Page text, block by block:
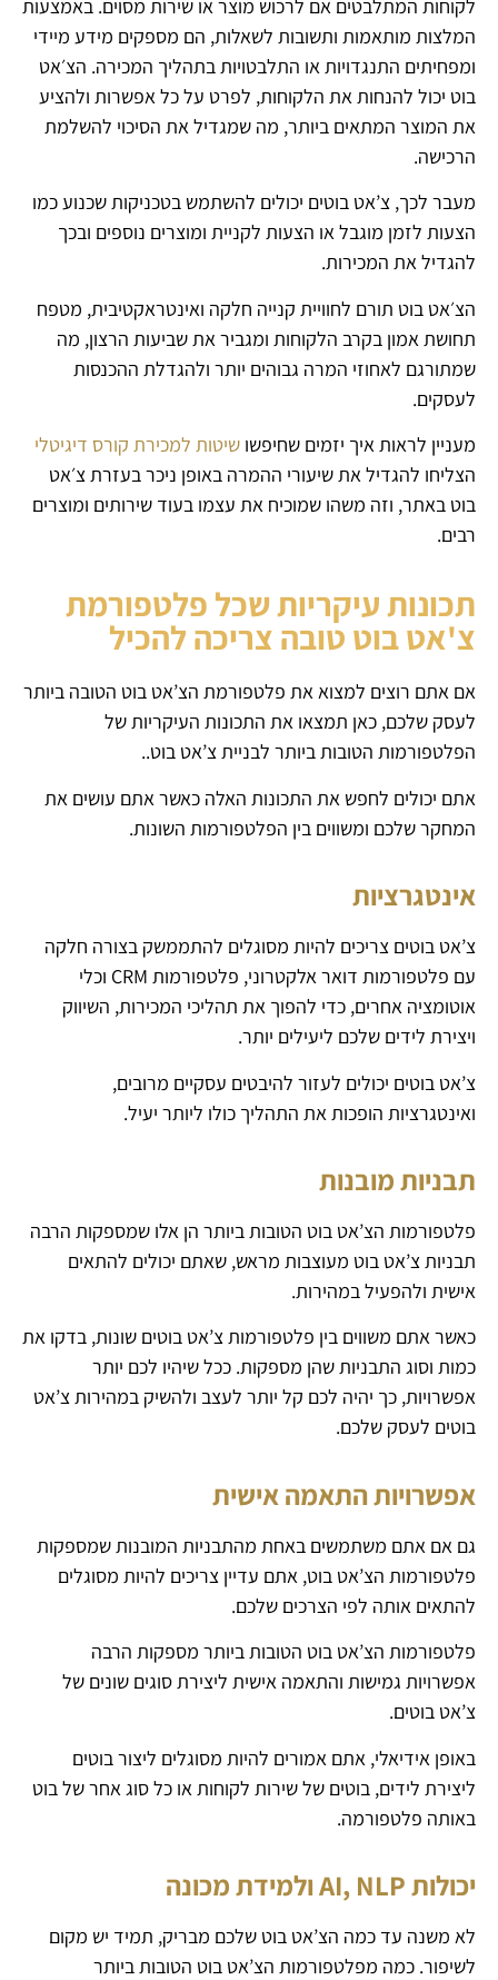
לקוחות המתלבטים אם לרכוש מוצר או שירות מסוים. באמצעות
המלצות מותאמות ותשובות לשאלות, הם מספקים מידע מיידי
ומפחיתים התנגדויות או התלבטויות בתהליך המכירה. הצ׳אט
בוט יכול להנחות את הלקוחות, לפרט על כל אפשרות ולהציע
את המוצר המתאים ביותר, מה שמגדיל את הסיכוי להשלמת
הרכישה.
מעבר לכך, צ’אט בוטים יכולים להשתמש בטכניקות שכנוע כמו
הצעות לזמן מוגבל או הצעות לקניית ומוצרים נוספים ובכך
להגדיל את המכירות.
הצ׳אט בוט תורם לחוויית קנייה חלקה ואינטראקטיבית, מטפח
תחושת אמון בקרב הלקוחות ומגביר את שביעות הרצון, מה
שמתורגם לאחוזי המרה גבוהים יותר ולהגדלת ההכנסות
לעסקים.
מעניין לראות איך יזמים שחיפשו שיטות למכירת קורס דיגיטלי
הצליחו להגדיל את שיעורי ההמרה באופן ניכר בעזרת צ׳אט
בוט באתר, וזה משהו שמוכיח את עצמו בעוד שירותים ומוצרים
רבים.
תכונות עיקריות שכל פלטפורמת
צ'אט בוט טובה צריכה להכיל
אם אתם רוצים למצוא את פלטפורמת הצ’אט בוט הטובה ביותר
לעסק שלכם, כאן תמצאו את התכונות העיקריות של
הפלטפורמות הטובות ביותר לבניית צ’אט בוט..
אתם יכולים לחפש את התכונות האלה כאשר אתם עושים את
המחקר שלכם ומשווים בין הפלטפורמות השונות.
אינטגרציות
צ’אט בוטים צריכים להיות מסוגלים להתממשק בצורה חלקה
עם פלטפורמות דואר אלקטרוני, פלטפורמות CRM וכלי
אוטומציה אחרים, כדי להפוך את תהליכי המכירות, השיווק
ויצירת לידים שלכם ליעילים יותר.
צ’אט בוטים יכולים לעזור להיבטים עסקיים מרובים,
ואינטגרציות הופכות את התהליך כולו ליותר יעיל.
תבניות מובנות
פלטפורמות הצ’אט בוט הטובות ביותר הן אלו שמספקות הרבה
תבניות צ’אט בוט מעוצבות מראש, שאתם יכולים להתאים
אישית ולהפעיל במהירות.
כאשר אתם משווים בין פלטפורמות צ’אט בוטים שונות, בדקו את
כמות וסוג התבניות שהן מספקות. ככל שיהיו לכם יותר
אפשרויות, כך יהיה לכם קל יותר לעצב ולהשיק במהירות צ’אט
בוטים לעסק שלכם.
אפשרויות התאמה אישית
גם אם אתם משתמשים באחת מהתבניות המובנות שמספקות
פלטפורמות הצ’אט בוט, אתם עדיין צריכים להיות מסוגלים
להתאים אותה לפי הצרכים שלכם.
פלטפורמות הצ’אט בוט הטובות ביותר מספקות הרבה
אפשרויות גמישות והתאמה אישית ליצירת סוגים שונים של
צ’אט בוטים.
באופן אידיאלי, אתם אמורים להיות מסוגלים ליצור בוטים
ליצירת לידים, בוטים של שירות לקוחות או כל סוג אחר של בוט
באותה פלטפורמה.
יכולות AI, NLP ולמידת מכונה
לא משנה עד כמה הצ’אט בוט שלכם מבריק, תמיד יש מקום
לשיפור. כמה מפלטפורמות הצ’אט בוט הטובות ביותר